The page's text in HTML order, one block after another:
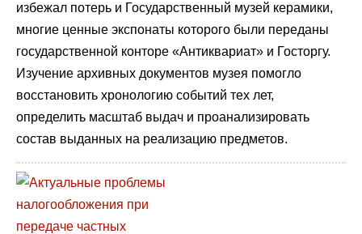
избежал потерь и Государственный музей керамики,
многие ценные экспонаты которого были переданы
государственной конторе «Антиквариат» и Госторгу.
Изучение архивных документов музея помогло
восстановить хронологию событий тех лет,
определить масштаб выдач и проанализировать
состав выданных на реализацию предметов.